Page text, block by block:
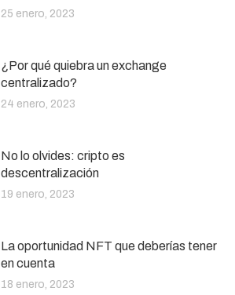
25 enero, 2023
¿Por qué quiebra un exchange
centralizado?
24 enero, 2023
No lo olvides: cripto es
descentralización
19 enero, 2023
La oportunidad NFT que deberías tener
en cuenta
18 enero, 2023